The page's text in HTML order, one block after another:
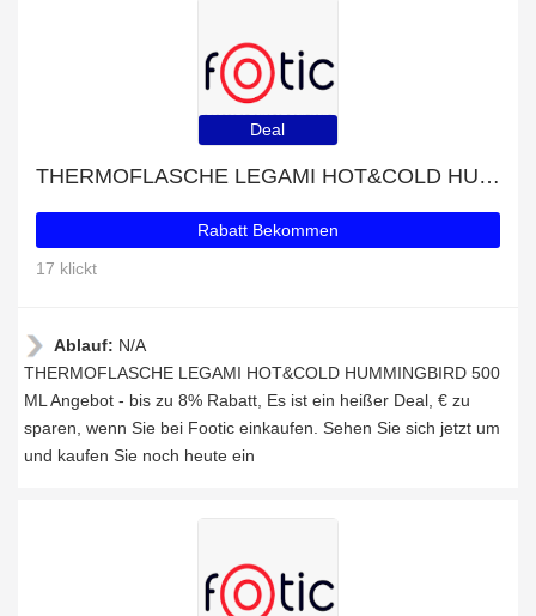
Deal
THERMOFLASCHE LEGAMI HOT&COLD HUMMINGBIRD 500 ML Angebot - bis zu 8% Rabatt
Rabatt Bekommen
17 klickt
Ablauf: N/A
THERMOFLASCHE LEGAMI HOT&COLD HUMMINGBIRD 500
ML Angebot - bis zu 8% Rabatt, Es ist ein heißer Deal, € zu
sparen, wenn Sie bei Footic einkaufen. Sehen Sie sich jetzt um
und kaufen Sie noch heute ein